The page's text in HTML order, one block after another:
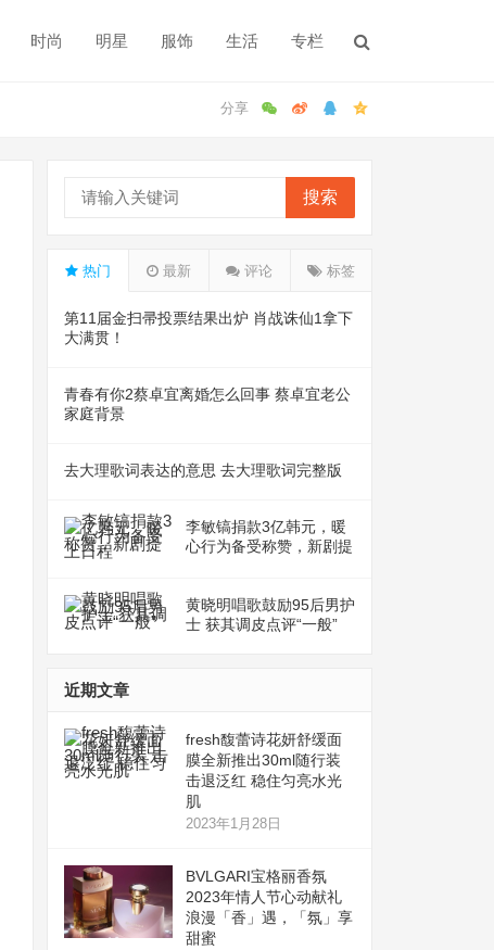
时尚 明星 服饰 生活 专栏
搜索
热门 最新 评论 标签
第11届金扫帚投票结果出炉 肖战诛仙1拿下
大满贯！
青春有你2蔡卓宜离婚怎么回事 蔡卓宜老公
家庭背景
去大理歌词表达的意思 去大理歌词完整版
李敏镐捐款3亿韩元，暖
心行为备受称赞，新剧提
黄晓明唱歌鼓励95后男护
士 获其调皮点评“一般”
近期文章
fresh馥蕾诗花妍舒缓面
膜全新推出30ml随行装
击退泛红 稳住匀亮水光
肌
2023年1月28日
BVLGARI宝格丽香氛
2023年情人节心动献礼
浪漫「香」遇，「氛」享
甜蜜